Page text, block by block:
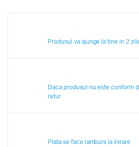
Produsul va ajunge la tine in 2
Daca produsul nu este conform
retur
Plata se face ramburs la livrare